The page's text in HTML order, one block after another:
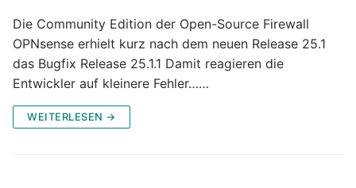
Die Community Edition der Open-Source Firewall
OPNsense erhielt kurz nach dem neuen Release 25.1
das Bugfix Release 25.1.1 Damit reagieren die
Entwickler auf kleinere Fehler……
WEITERLESEN →